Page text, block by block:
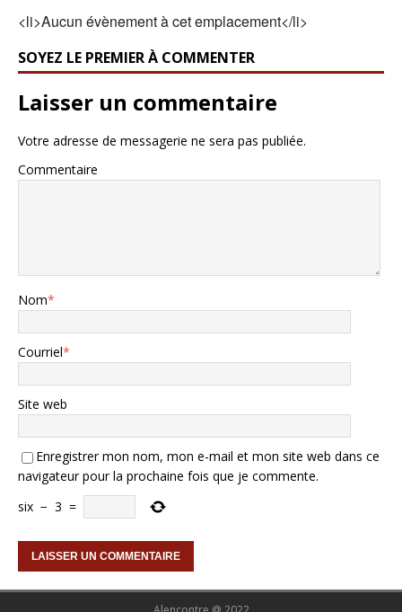
<li>Aucun évènement à cet emplacement</li>
SOYEZ LE PREMIER À COMMENTER
Laisser un commentaire
Votre adresse de messagerie ne sera pas publiée.
Commentaire
Nom*
Courriel*
Site web
Enregistrer mon nom, mon e-mail et mon site web dans ce
navigateur pour la prochaine fois que je commente.
six − 3 =